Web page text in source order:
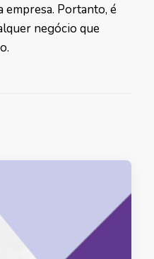
Portanto, é
negócio que